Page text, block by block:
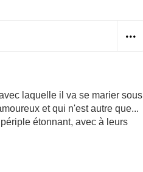
laquelle il va se marier sous
et qui n'est autre que...
étonnant, avec à leurs